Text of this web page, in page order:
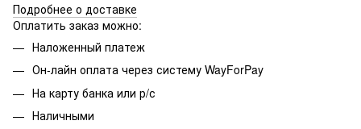
Подробнее о доставке
Оплатить заказ можно:
Наложенный платеж
Он-лайн оплата через систему WayForPay
На карту банка или р/с
Наличными